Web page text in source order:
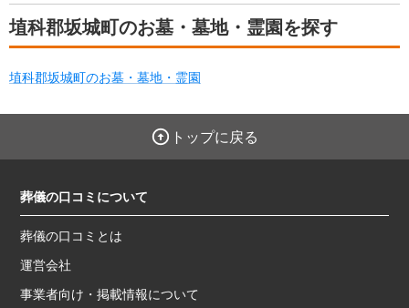
埴科郡坂城町のお墓・墓地・霊園を探す
埴科郡坂城町のお墓・墓地・霊園
トップに戻る
葬儀の口コミについて
葬儀の口コミとは
運営会社
事業者向け・掲載情報について